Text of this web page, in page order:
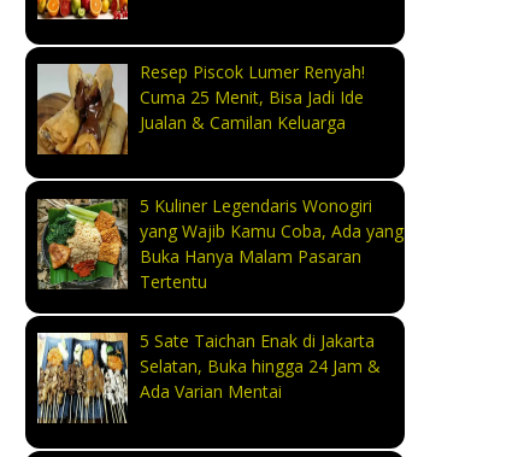
Resep Piscok Lumer Renyah!
Cuma 25 Menit, Bisa Jadi Ide
Jualan & Camilan Keluarga
5 Kuliner Legendaris Wonogiri
yang Wajib Kamu Coba, Ada yang
Buka Hanya Malam Pasaran
Tertentu
5 Sate Taichan Enak di Jakarta
Selatan, Buka hingga 24 Jam &
Ada Varian Mentai